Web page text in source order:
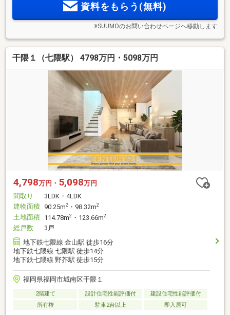
資料をもらう(無料)
※SUUMOのお問い合わせページへ移動します
干隈１（七隈駅） 4798万円・5098万円
4,798万円・ 5,098万円
間取り
3LDK・4LDK
建物面積 90.25m2 ・98.32m2
土地面積 114.78m2 ・123.66m2
総戸数
3戸
地下鉄七隈線 金山駅 徒歩16分
地下鉄七隈線 七隈駅 徒歩14分
地下鉄七隈線 野芥駅 徒歩15分
福岡県福岡市城南区干隈１
2階建て 設計住宅性能評価付
建設住宅性能評価付
所有権
駐車2台以上 即入居可